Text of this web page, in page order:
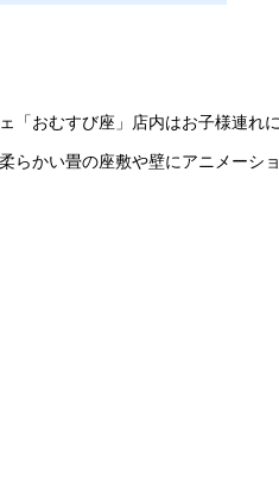
「おむすび座」店内はお子様連れ
らかい畳の座敷や壁にアニメーシ